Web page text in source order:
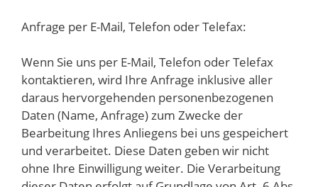
Anfrage per E-Mail, Telefon oder Telefax:
Wenn Sie uns per E-Mail, Telefon oder Telefax
kontaktieren, wird Ihre Anfrage inklusive aller
daraus hervorgehenden personenbezogenen
Daten (Name, Anfrage) zum Zwecke der
Bearbeitung Ihres Anliegens bei uns gespeichert
und verarbeitet. Diese Daten geben wir nicht
ohne Ihre Einwilligung weiter. Die Verarbeitung